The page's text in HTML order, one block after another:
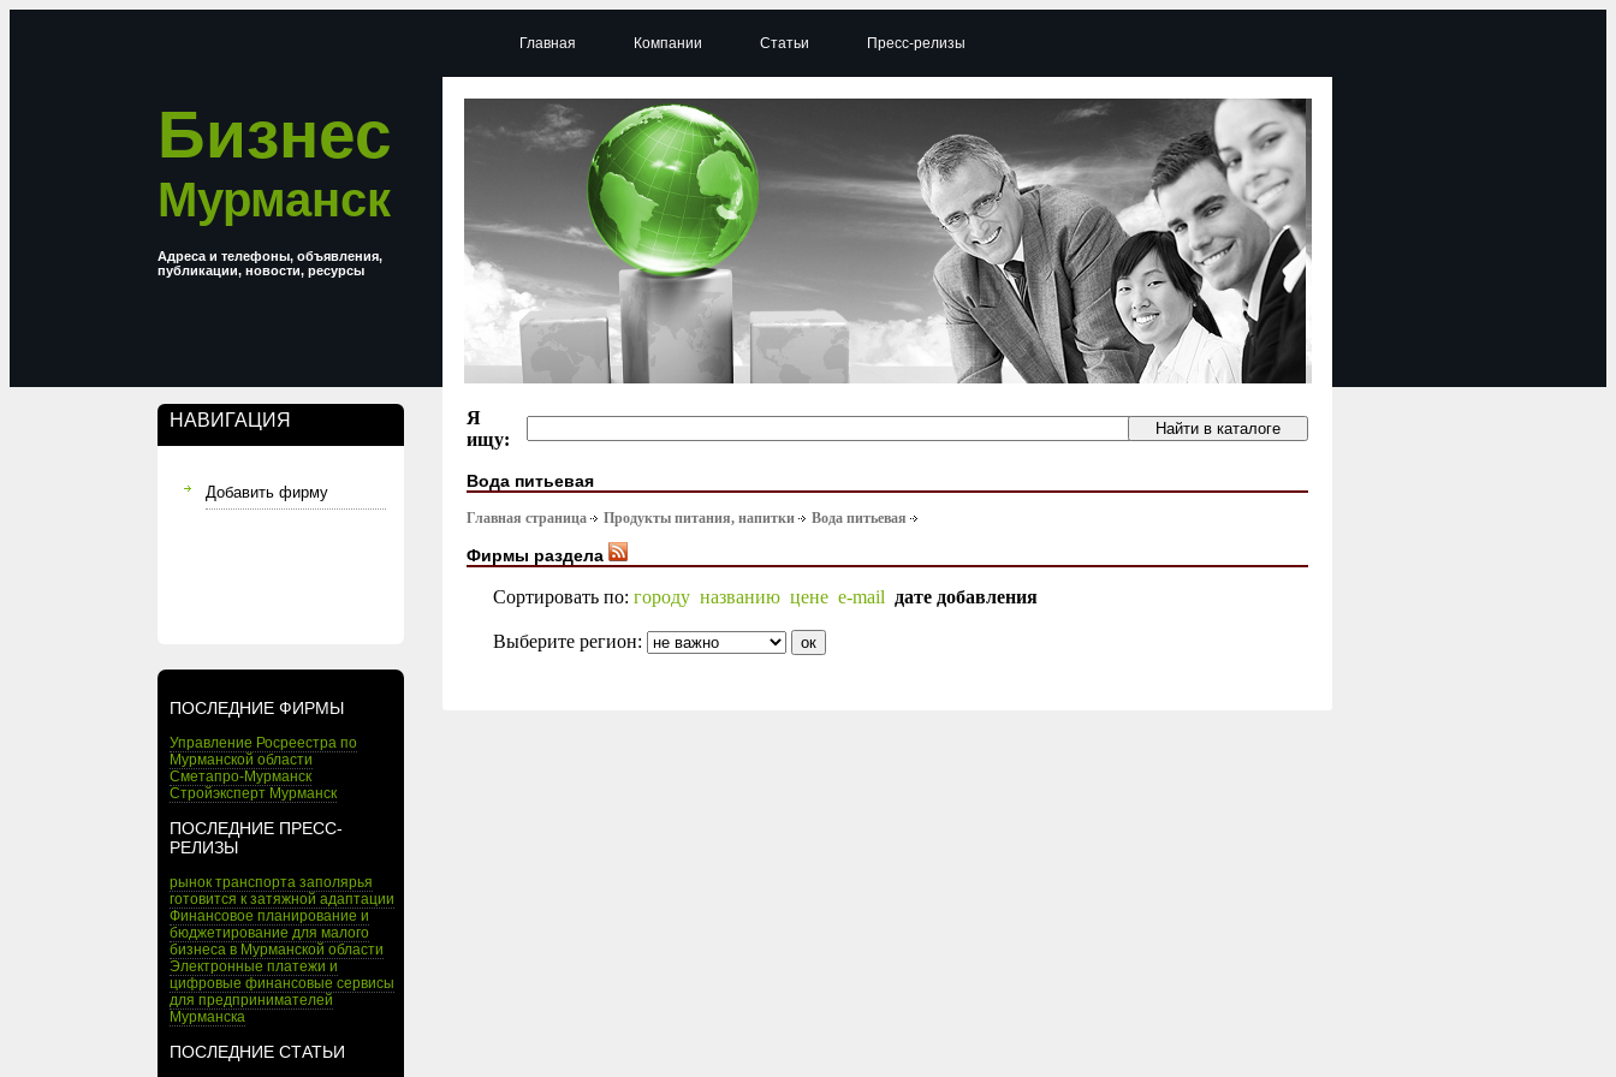
Бизнес
Мурманск
Адреса и телефоны, объявления,
публикации, новости, ресурсы
НАВИГАЦИЯ
Добавить фирму
ПОСЛЕДНИЕ ФИРМЫ
Управление Росреестра по
Мурманской области
Сметапро-Мурманск
Стройэксперт Мурманск
ПОСЛЕДНИЕ ПРЕСС-
РЕЛИЗЫ
рынок транспорта заполярья
готовится к затяжной адаптации
Финансовое планирование и
бюджетирование для малого
бизнеса в Мурманской области
Электронные платежи и
цифровые финансовые сервисы
для предпринимателей
Мурманска
ПОСЛЕДНИЕ СТАТЬИ
Главная Компании Статьи Пресс-релизы
Я
ищу:
Вода питьевая
Главная страница Продукты питания, напитки Вода питьевая
Фирмы раздела
Сортировать по: городу названию цене e-mail дате добавления
Выберите регион: